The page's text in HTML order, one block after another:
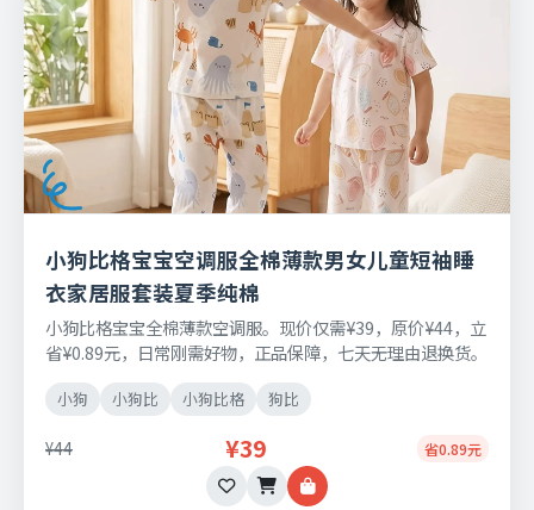
小狗比格宝宝空调服全棉薄款男女儿童短袖睡
衣家居服套装夏季纯棉
小狗比格宝宝全棉薄款空调服。现价仅需¥39，原价¥44，立
省¥0.89元，日常刚需好物，正品保障，七天无理由退换货。
小狗 小狗比 小狗比格 狗比
¥44 ¥39 省0.89元